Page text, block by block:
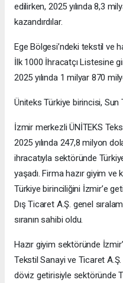
edilirken, 2025 yılında 8,3
kazandırdılar.
Ege Bölgesi’ndeki tekstil ve
İlk 1000 İhracatçı Listesine
2025 yılında 1 milyar 870
Üniteks Türkiye birincisi,
İzmir merkezli ÜNİTEKS
2025 yılında 247,8 milyon
ihracatıyla sektöründe
yaşadı. Firma hazır giyim
Türkiye birinciliğini İzmir’e
Dış Ticaret A.Ş. genel
sıranın sahibi oldu.
Hazır giyim sektöründe
Tekstil Sanayi ve Ticaret
döviz getirisiyle sektöründe